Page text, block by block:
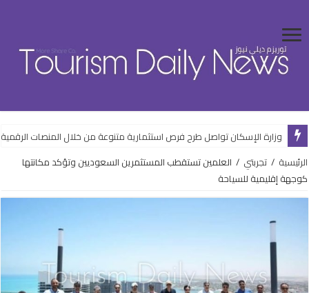
وزارة الإسكان تواصل طرح فرص استثمارية متنوعة من خلال المنصات الرقمية
الرئيسية / تجربتي / العلمين تستقطب المستثمرين السعوديين وتؤكد مكانتها
كوجهة إقليمية للسياحة